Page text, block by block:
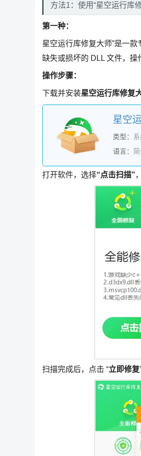
方法1：使用“星空运行库
第一种：
星空运行库修复大师”是一
缺失或损坏的 DLL 文件，操
操作步骤：
下载并安装星空运行库修复
星空
类型：
语言：
打开软件，选择“点击扫描”
扫描完成后，点击 “立即修复